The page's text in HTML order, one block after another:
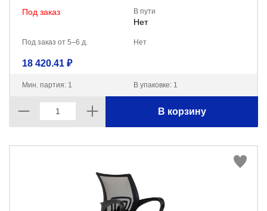
Под заказ В пути
Нет
Под заказ от 5–6 д. Нет
18 420.41 ₽
Мин. партия: 1 В упаковке: 1
В корзину